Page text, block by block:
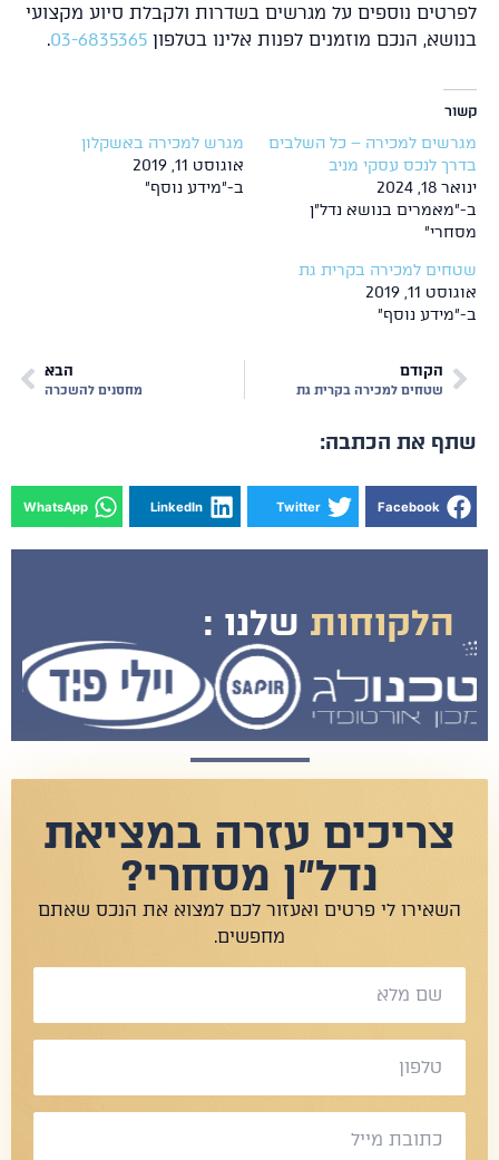
נוספים על מגרשים בשדרות ולקבלת סיוע מקצועי
הנכם מוזמנים לפנות אלינו בטלפון03-6835365
.
למכירה – כל השלבים
לנכס עסקי מניב
2024
בנושא נדל"ן
מגרש למכירה באשקלון
אוגוסט 11, 2019
ב-"מידע נוסף"
למכירה בקרית גת
11, 2019
נוסף"
הקודם
שטחים למכירה בקרית גת מחסנים להשכרה
את הכתבה:
Facebook
Twitter
LinkedIn
WhatsApp
הלקוחותשלנו :
צריכים עזרה במציאת
נדל"ן מסחרי?
השאירו לי פרטים ואעזור לכם למצוא את הנכס שאתם
מחפשים.